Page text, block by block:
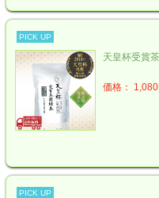
PICK UP
天皇杯受賞
価格：
PICK UP